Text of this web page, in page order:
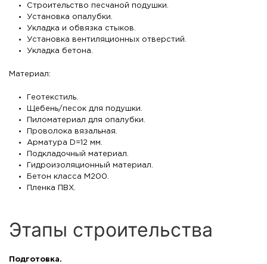
Строительство песчаной подушки.
Установка опалубки.
Укладка и обвязка стыков.
Установка вентиляционных отверстий.
Укладка бетона.
Материал:
Геотекстиль.
Щебень/песок для подушки.
Пиломатериал для опалубки.
Проволока вязальная.
Арматура D=12 мм.
Подкладочный материал.
Гидроизоляционный материал.
Бетон класса M200.
Пленка ПВХ.
Этапы строительства
Подготовка.